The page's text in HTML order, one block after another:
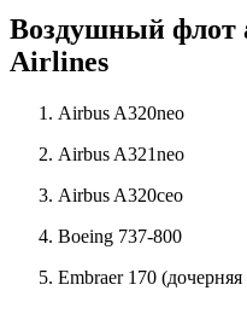
Воздушный флот
Airlines
Airbus A320neo
Airbus A321neo
Airbus A320ceo
Boeing 737-800
Embraer 170